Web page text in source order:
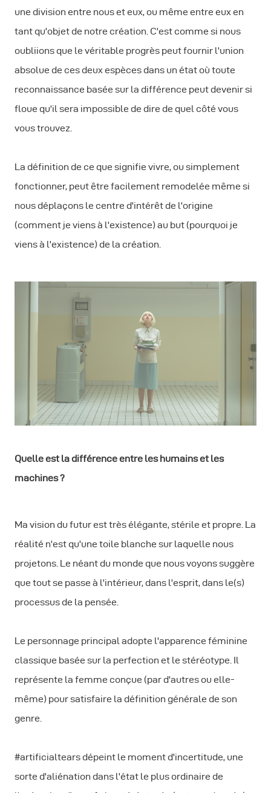
une division entre nous et eux, ou même entre eux en
tant qu'objet de notre création. C'est comme si nous
oubliions que le véritable progrès peut fournir l'union
absolue de ces deux espèces dans un état où toute
reconnaissance basée sur la différence peut devenir si
floue qu'il sera impossible de dire de quel côté vous
vous trouvez.
La définition de ce que signifie vivre, ou simplement
fonctionner, peut être facilement remodelée même si
nous déplaçons le centre d'intérêt de l'origine
(comment je viens à l'existence) au but (pourquoi je
viens à l'existence) de la création.
Quelle est la différence entre les humains et les
machines ?
Ma vision du futur est très élégante, stérile et propre. La
réalité n'est qu'une toile blanche sur laquelle nous
projetons. Le néant du monde que nous voyons suggère
que tout se passe à l'intérieur, dans l'esprit, dans le(s)
processus de la pensée.
Le personnage principal adopte l'apparence féminine
classique basée sur la perfection et le stéréotype. Il
représente la femme conçue (par d'autres ou elle-
même) pour satisfaire la définition générale de son
genre.
#artificialtears dépeint le moment d'incertitude, une
sorte d'aliénation dans l'état le plus ordinaire de